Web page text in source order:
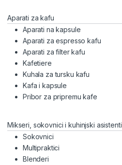
Aparati za kafu
Aparati na kapsule
Aparati za espresso kafu
Aparati za filter kafu
Kafetiere
Kuhala za tursku kafu
Kafa i kapsule
Pribor za pripremu kafe
Mikseri, sokovnici i kuhinjski asistenti
Sokovnici
Multipraktici
Blenderi